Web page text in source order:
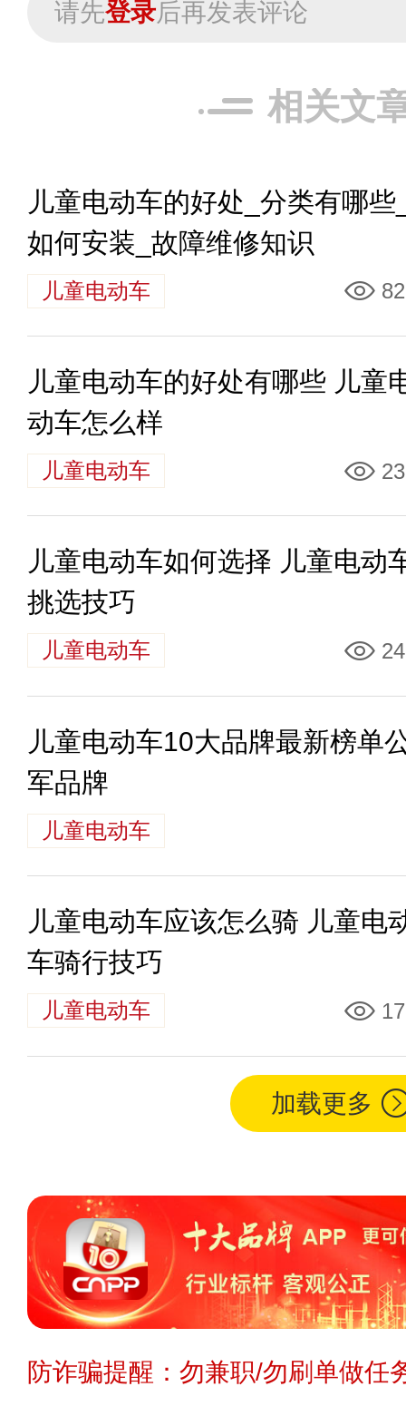
请先登录后再发表评论
相关文
儿童电动车的好处_分类有哪些
如何安装_故障维修知识
儿童电动车
儿童电动车的好处有哪些 儿童
动车怎么样
儿童电动车
儿童电动车如何选择 儿童电动
挑选技巧
儿童电动车
儿童电动车10大品牌最新榜单
军品牌
儿童电动车
儿童电动车应该怎么骑 儿童电
车骑行技巧
儿童电动车
加载更多
防诈骗提醒：勿兼职/勿刷单做任